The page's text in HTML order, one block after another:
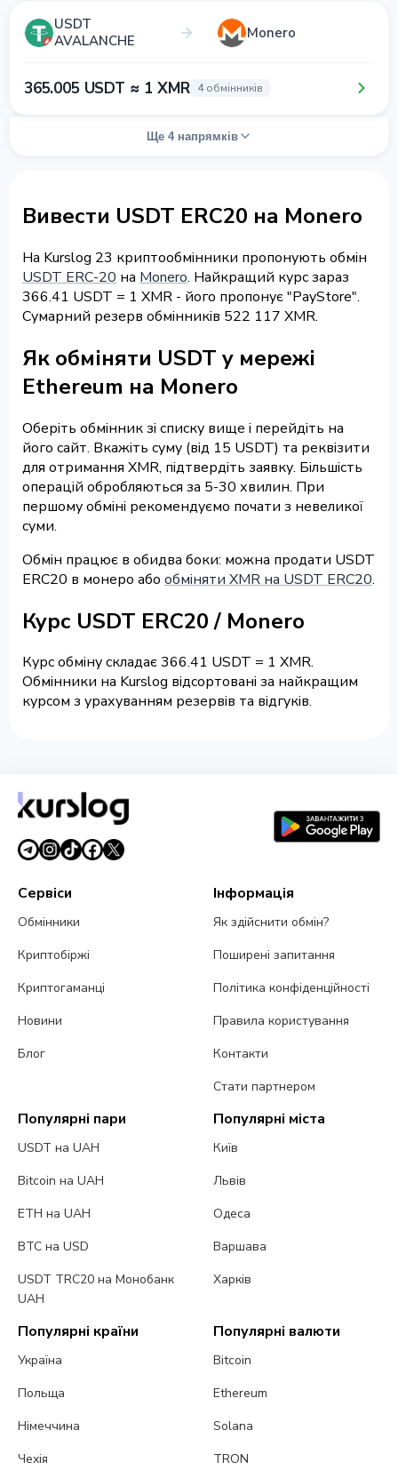
USDT
AVALANCHE
Monero
365.005 USDT ≈ 1 XMR 4 обмінників
Ще 4 напрямків
Вивести USDT ERC20 на Monero
На Kurslog 23 криптообмінники пропонують обмін
USDT ERC-20 на Monero. Найкращий курс зараз
366.41 USDT = 1 XMR - його пропонує "PayStore".
Сумарний резерв обмінників 522 117 XMR.
Як обміняти USDT у мережі
Ethereum на Monero
Оберіть обмінник зі списку вище і перейдіть на
його сайт. Вкажіть суму (від 15 USDT) та реквізити
для отримання XMR, підтвердіть заявку. Більшість
операцій обробляються за 5-30 хвилин. При
першому обміні рекомендуємо почати з невеликої
суми.
Обмін працює в обидва боки: можна продати USDT
ERC20 в монеро або обміняти XMR на USDT ERC20.
Курс USDT ERC20 / Monero
Курс обміну складає 366.41 USDT = 1 XMR.
Обмінники на Kurslog відсортовані за найкращим
курсом з урахуванням резервів та відгуків.
Сервіси
Обмінники
Криптобіржі
Криптогаманці
Новини
Блог
Інформація
Як здійснити обмін?
Поширені запитання
Політика конфіденційності
Правила користування
Контакти
Стати партнером
Популярні пари
USDT на UAH
Bitcoin на UAH
ETH на UAH
BTC на USD
USDT TRC20 на Монобанк
UAH
Популярні міста
Київ
Львів
Одеса
Варшава
Харків
Популярні країни
Україна
Польща
Німеччина
Чехія
Популярні валюти
Bitcoin
Ethereum
Solana
TRON